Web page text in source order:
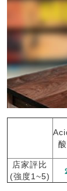
店家評比
(強度1~5)